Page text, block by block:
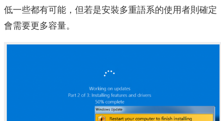
低一些都有可能，但若是安裝多重語系的使用者則確定
會需要更多容量。